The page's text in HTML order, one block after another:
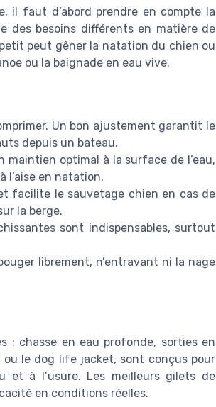
il faut d’abord prendre en compte la
des besoins différents en matière de
peut gêner la natation du chien ou
ou la baignade en eau vive.
Un bon ajustement garantit le
depuis un bateau.
optimal à la surface de l’eau,
l’aise en natation.
facilite le sauvetage chien en cas de
la berge.
sont indispensables, surtout
librement, n’entravant ni la nage
: chasse en eau profonde, sorties en
ou le dog life jacket, sont conçus pour
et à l’usure. Les meilleurs gilets de
en conditions réelles.